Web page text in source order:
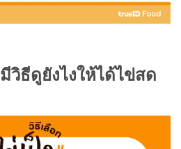
มีวิธีดูยังไงให้ได้ไข่สด